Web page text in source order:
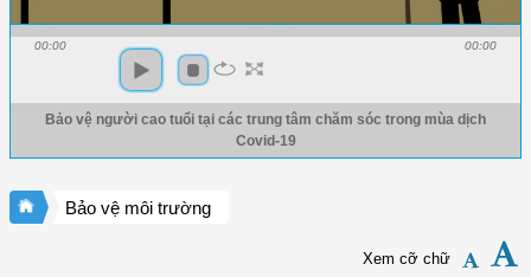
00:00 00:00
Bảo vệ người cao tuổi tại các trung tâm chăm sóc trong mùa dịch
Covid-19
Bảo vệ môi trường
Xem cỡ chữ